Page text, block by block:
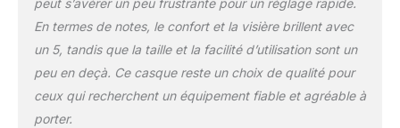
maximale : les sept
grandes aérations
recouvertes de maille de
ce casque d'équitation
vous gardent au frais et
à l'aise pendant les
peut s’avérer un peu frustrante pour un réglage rapide.
En termes de notes, le confort et la visière brillent avec
un 5, tandis que la taille et la facilité d’utilisation sont un
peu en deçà. Ce casque reste un choix de qualité pour
ceux qui recherchent un équipement fiable et agréable à
porter.